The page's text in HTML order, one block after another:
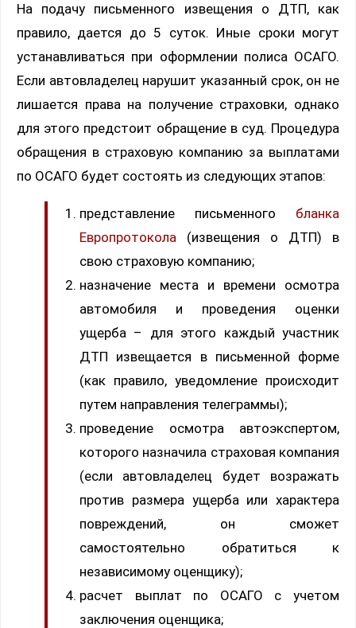
На подачу письменного извещения о ДТП, как
правило, дается до 5 суток. Иные сроки могут
устанавливаться при оформлении полиса ОСАГО.
Если автовладелец нарушит указанный срок, он не
лишается права на получение страховки, однако
для этого предстоит обращение в суд. Процедура
обращения в страховую компанию за выплатами
по ОСАГО будет состоять из следующих этапов:
представление письменного бланка
Европротокола (извещения о ДТП) в
свою страховую компанию;
назначение места и времени осмотра
автомобиля и проведения оценки
ущерба – для этого каждый участник
ДТП извещается в письменной форме
(как правило, уведомление происходит
путем направления телеграммы);
проведение осмотра автоэкспертом,
которого назначила страховая компания
(если автовладелец будет возражать
против размера ущерба или характера
повреждений, он сможет
самостоятельно обратиться к
независимому оценщику);
расчет выплат по ОСАГО с учетом
заключения оценщика;